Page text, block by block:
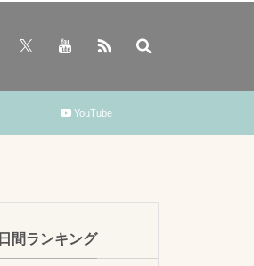
YouTube
日間ランキング